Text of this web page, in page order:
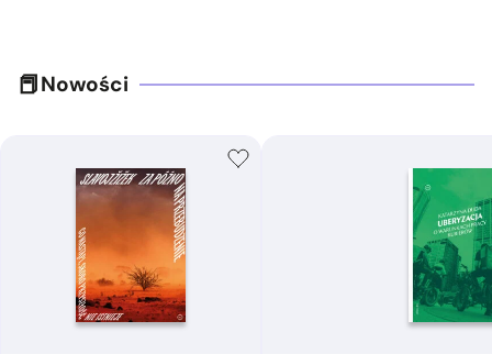
Nowości